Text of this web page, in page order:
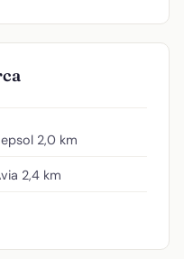
2,0 km
2,4 km